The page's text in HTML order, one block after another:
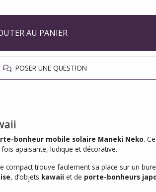
AU PANIER
POSER UNE QUESTION
bonheur mobile solaire Maneki Neko.
apaisante, ludique et décorative.
trouve facilement sa place sur un
, d’objets kawaii et de porte-bonheurs